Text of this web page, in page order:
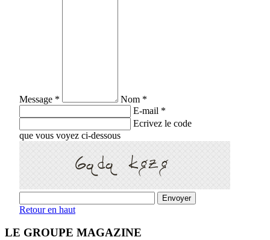
Message *
Nom *
E-mail *
Ecrivez le code
que vous voyez ci-dessous
Retour en haut
LE GROUPE MAGAZINE